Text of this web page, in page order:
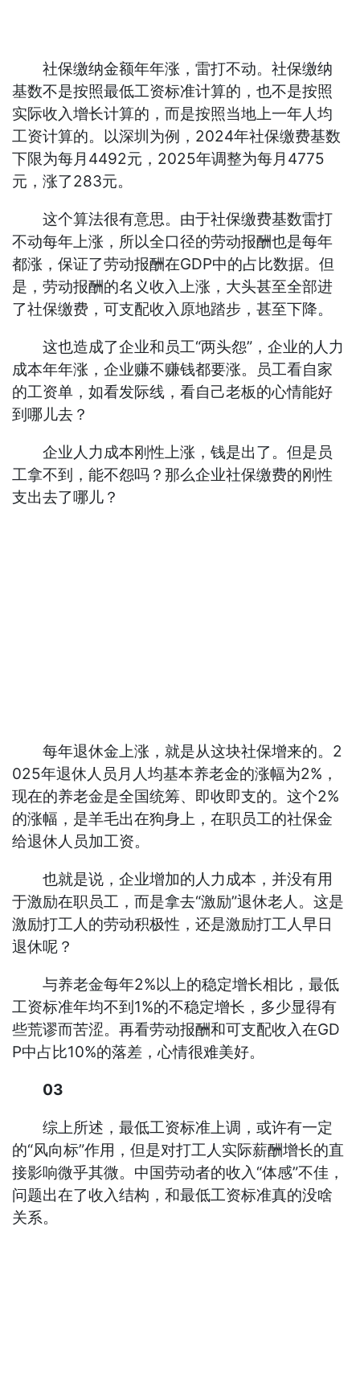
社保缴纳金额年年涨，雷打不动。社保缴纳
基数不是按照最低工资标准计算的，也不是按照
实际收入增长计算的，而是按照当地上一年人均
工资计算的。以深圳为例，2024年社保缴费基数
下限为每月4492元，2025年调整为每月4775
元，涨了283元。
这个算法很有意思。由于社保缴费基数雷打
不动每年上涨，所以全口径的劳动报酬也是每年
都涨，保证了劳动报酬在GDP中的占比数据。但
是，劳动报酬的名义收入上涨，大头甚至全部进
了社保缴费，可支配收入原地踏步，甚至下降。
这也造成了企业和员工“两头怨”，企业的人力
成本年年涨，企业赚不赚钱都要涨。员工看自家
的工资单，如看发际线，看自己老板的心情能好
到哪儿去？
企业人力成本刚性上涨，钱是出了。但是员
工拿不到，能不怨吗？那么企业社保缴费的刚性
支出去了哪儿？
每年退休金上涨，就是从这块社保增来的。2
025年退休人员月人均基本养老金的涨幅为2%，
现在的养老金是全国统筹、即收即支的。这个2%
的涨幅，是羊毛出在狗身上，在职员工的社保金
给退休人员加工资。
也就是说，企业增加的人力成本，并没有用
于激励在职员工，而是拿去“激励”退休老人。这是
激励打工人的劳动积极性，还是激励打工人早日
退休呢？
与养老金每年2%以上的稳定增长相比，最低
工资标准年均不到1%的不稳定增长，多少显得有
些荒谬而苦涩。再看劳动报酬和可支配收入在GD
P中占比10%的落差，心情很难美好。
03
综上所述，最低工资标准上调，或许有一定
的“风向标”作用，但是对打工人实际薪酬增长的直
接影响微乎其微。中国劳动者的收入“体感”不佳，
问题出在了收入结构，和最低工资标准真的没啥
关系。